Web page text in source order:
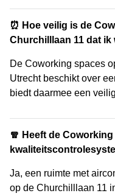
⏰ Hoe veilig is de
Churchilllaan 11 dat ik
De Coworking spaces
Utrecht beschikt over
biedt daarmee een
🧣 Heeft de
Ja, een ruimte met
op de Churchilllaan 11